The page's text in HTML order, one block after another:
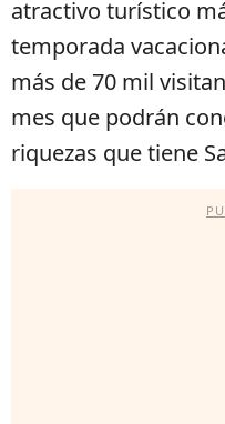
atractivo turístico
temporada
más de 70 mil
mes que podrán
riquezas que tiene